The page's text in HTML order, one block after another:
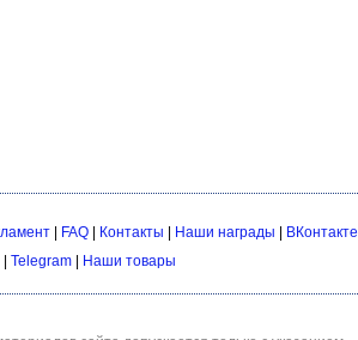
| FAQ| Контакты Наши награды
ВКонтакте
Telegram Наши товары